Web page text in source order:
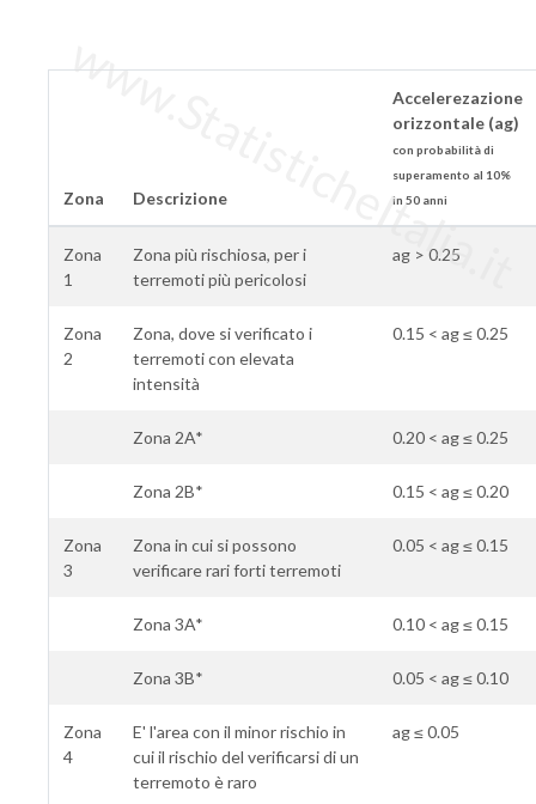
Zona Descrizione
Accelerezazione
orizzontale (ag)
con probabilità di
superamento al 10%
in 50 anni
Zona
1
Zona più rischiosa, per i
terremoti più pericolosi
ag > 0.25
Zona
2
Zona, dove si verificato i
terremoti con elevata
intensità
0.15 < ag ≤ 0.25
Zona 2A* 0.20 < ag ≤ 0.25
Zona 2B* 0.15 < ag ≤ 0.20
Zona
3
Zona in cui si possono
verificare rari forti terremoti
0.05 < ag ≤ 0.15
Zona 3A* 0.10 < ag ≤ 0.15
Zona 3B* 0.05 < ag ≤ 0.10
Zona
4
E' l'area con il minor rischio in
cui il rischio del verificarsi di un
terremoto è raro
ag ≤ 0.05
www.StatisticheItalia.it